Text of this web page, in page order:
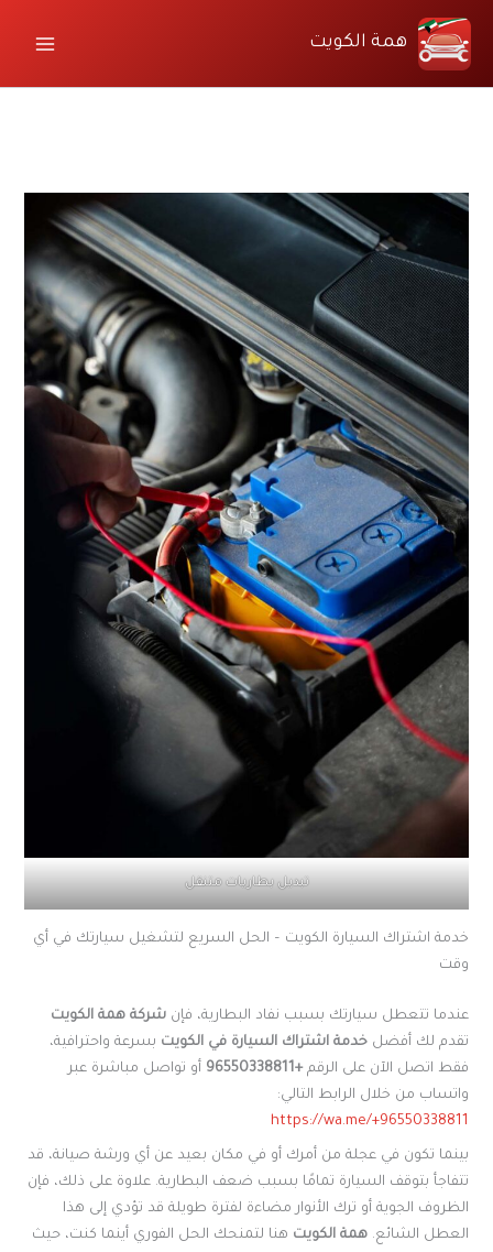
المحتوى
همة الكويت
تبديل بطاريات متنقل
خدمة اشتراك السيارة الكويت – الحل السريع لتشغيل سيارتك في أي
وقت
عندما تتعطل سيارتك بسبب نفاد البطارية، فإنشركة همة الكويت
تقدم لك أفضلخدمة اشتراك السيارة في الكويت بسرعة واحترافية،
فقط اتصل الآن على الرقم+96550338811
أو تواصل مباشرة عبر
واتساب من خلال الرابط التالي:
https://wa.me/+96550338811
بينما تكون في عجلة من أمرك أو في مكان بعيد عن أي ورشة صيانة، قد
تتفاجأ بتوقف السيارة تمامًا بسبب ضعف البطارية. علاوة على ذلك، فإن
الظروف الجوية أو ترك الأنوار مضاءة لفترة طويلة قد تؤدي إلى هذا
العطل الشائع.همة الكويت هنا لتمنحك الحل الفوري أينما كنت، حيث